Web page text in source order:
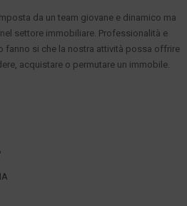
da un team giovane e dinamico ma
settore immobiliare. Professionalità e
fanno si che la nostra attività possa offrire
acquistare o permutare un immobile.